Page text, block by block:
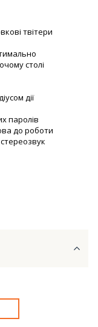
твітери
столі
дії
паролів
до роботи